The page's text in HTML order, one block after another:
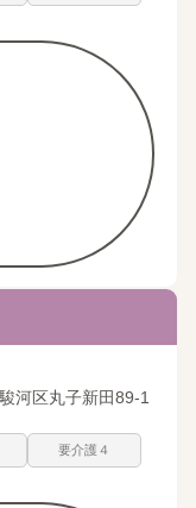
河区丸子新田89-1
要介護４